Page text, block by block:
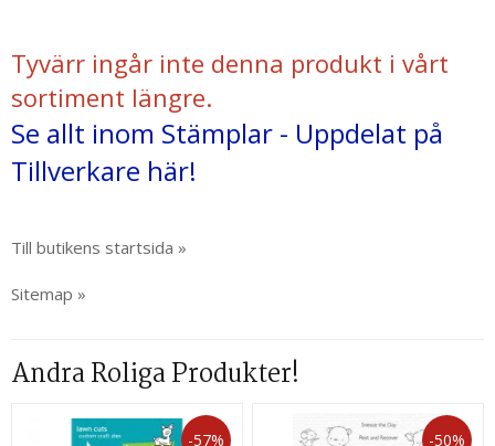
Tyvärr ingår inte denna produkt i vårt
sortiment längre.
Se allt inom Stämplar - Uppdelat på
Tillverkare här!
Till butikens startsida »
Sitemap »
Andra Roliga Produkter!
-57% -50%